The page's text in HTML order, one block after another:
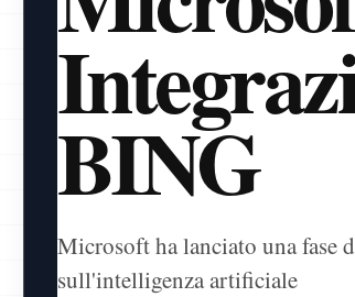
BING
Microsoft ha lanciato una fase
sull'intelligenza artificiale